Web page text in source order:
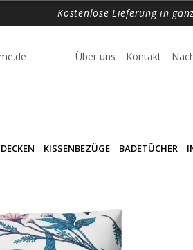
Kostenlose Lieferung in
Über uns Kontakt
KISSENBEZÜGE BADETÜCHER